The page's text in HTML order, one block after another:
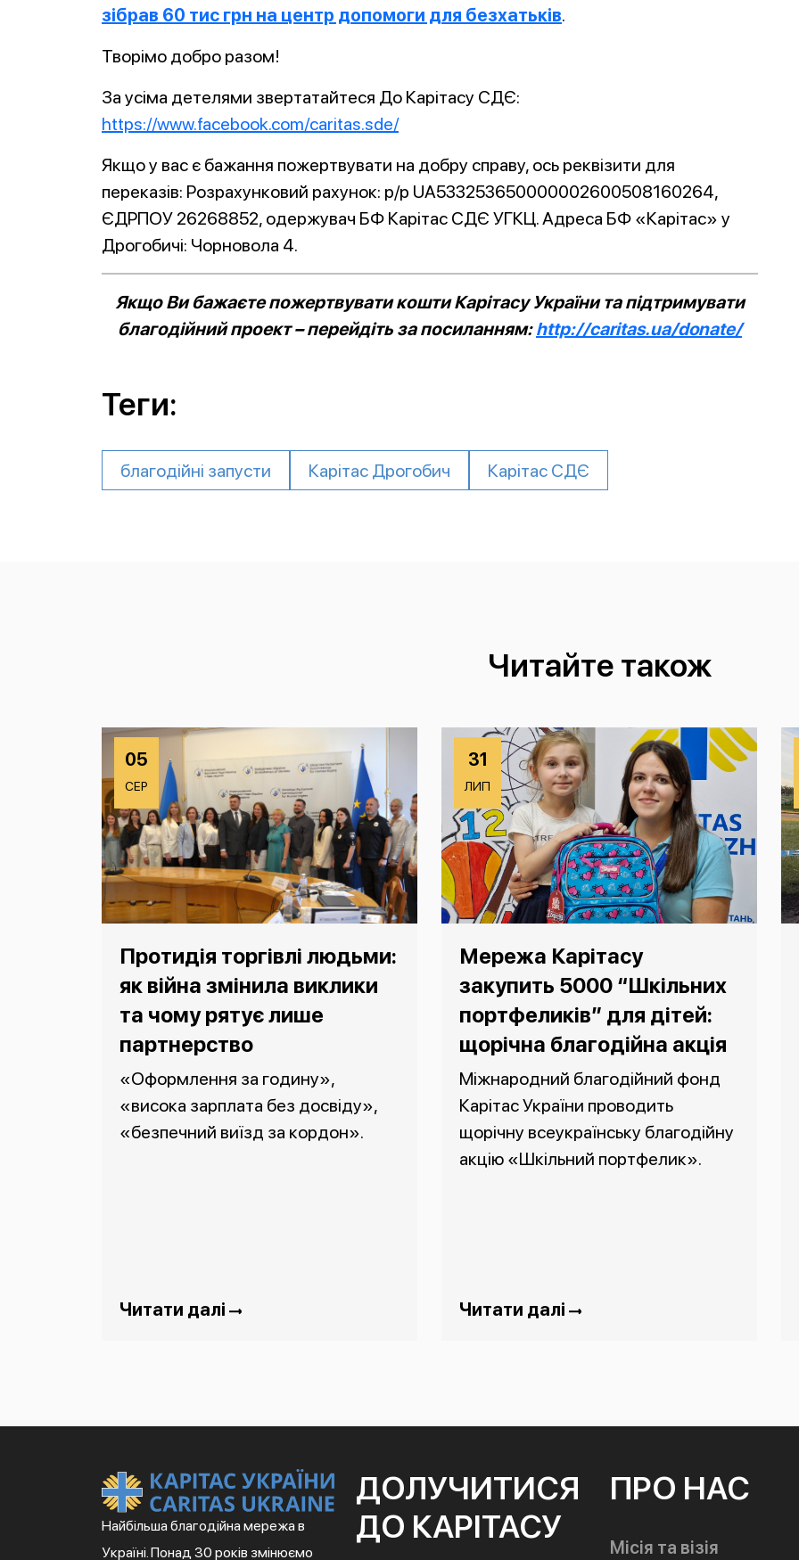
зібрав 60 тис грн на центр допомоги для безхатьків.
Творімо добро разом!
За усіма детелями звертатайтеся До Карітасу СДЄ:
https://www.facebook.com/caritas.sde/
Якщо у вас є бажання пожертвувати на добру справу, ось реквізити для
переказів: Розрахунковий рахунок: р/р UA533253650000002600508160264,
ЄДРПОУ 26268852, одержувач БФ Карітас СДЄ УГКЦ. Адреса БФ «Карітас» у
Дрогобичі: Чорновола 4.
Якщо Ви бажаєте пожертвувати кошти Карітасу України та підтримувати
благодійний проект – перейдіть за посиланням:http://caritas.ua/donate/
Теги:
благодійні запусти Карітас Дрогобич Карітас СДЄ
Читайте також
05
СЕР
Протидія торгівлі людьми:
як війна змінила виклики
та чому рятує лише
партнерство
«Оформлення за годину»,
«висока зарплата без досвіду»,
«безпечний виїзд за кордон».
Читати далі
31
ЛИП
Мережа Карітасу
закупить 5000 “Шкільних
портфеликів” для дітей:
щорічна благодійна акція
Міжнародний благодійний фонд
Карітас України проводить
щорічну всеукраїнську благодійну
акцію «Шкільний портфелик».
Читати далі
Найбільша благодійна мережа в
Україні. Понад 30 років змінюємо
ДОЛУЧИТИСЯ
ДО КАРІТАСУ
ПРО НАС
Місія та візія